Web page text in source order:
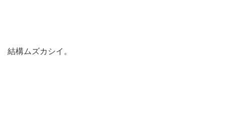
結構ムズカシイ。